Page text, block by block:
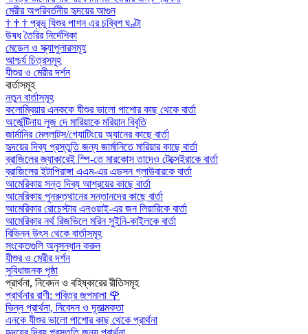
মেরীর অপরিবর্তনীয় হৃদয়ের আগুন
† † † প্রভু যিশুর পাশন এর চব্বিশ ঘণ্টা
উষধ তৈরির নির্দেশিকা
মেডেল ও স্ক্যাপুলারসমূহ
আশ্চর্য চিত্রসমূহ
যীশুর ও মেরীর দর্শন
বার্তাসমূহ
নতুন বার্তাসমূহ
কলোম্বিয়ার এনককে যীশুর ভালো পাশোর কাছ থেকে বার্তা
অর্জেন্টিনায় লুজ দে মারিয়াকে মরিয়ান বিবৃতি
জার্মানির মেল্লাট্‌স/গ্যোটিংয়ে অ্যানের কাছে বার্তা
হৃদয়ের দিব্য প্রস্তুতি জন্য জার্মানিতে মারিয়ার কাছে বার্তা
ব্রাজিলের জ্যাকারেই স্পি-তে মারকোস তাদেও টেক্সেইরাকে বার্তা
ব্রাজিলের ইটাপিরাঙ্গা এএম-এর এডসন গ্লাউবারকে বার্তা
আমেরিকায় সন্ত দিব্য আশ্রয়ের কাছে বার্তা
আমেরিকায় পুনরুত্থানের সন্তানদের কাছে বার্তা
আমেরিকার রোচেস্টার এনওয়াই-এর জন লিয়ারিকে বার্তা
আমেরিকার নর্থ রিজভিলে মরিন সুইনি-কাইলকে বার্তা
বিভিন্ন উৎস থেকে বার্তাসমূহ
সংকেতগুলি অনুসন্ধান করুন
যীশুর ও মেরীর দর্শন
সুবিধাজনক পৃষ্ঠা
প্রার্থনা, নিবেদন ও বহিষ্কারের রীতিসমূহ
প্রার্থনার রাণী: পবিত্র জপমালা 🌹
ভিন্ন প্রার্থনা, নিবেদন ও দূতাত্মকতা
এনকে যীশুর ভালো পাশোর কাছ থেকে প্রার্থনা